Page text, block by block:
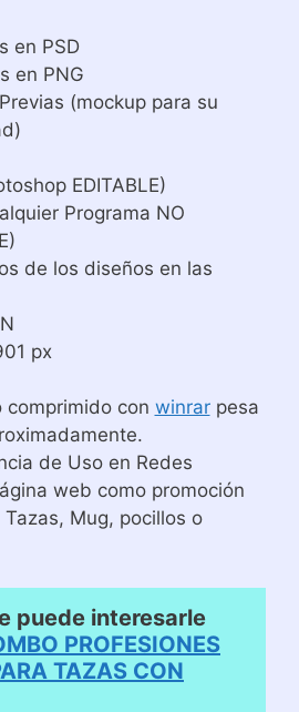
en PSD
en PNG
(mockup para su
EDITABLE)
Programa NO
de los diseños en las
px
comprimido con winrarpesa
de Uso en Redes
web como promoción
Mug, pocillos o
puede interesarle
PROFESIONES
TAZAS CON